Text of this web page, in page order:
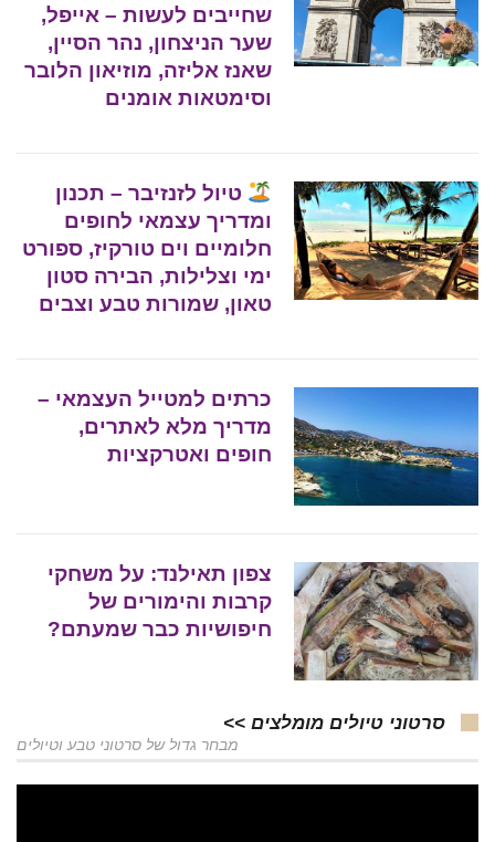
שחייבים לעשות – אייפל,
שער הניצחון, נהר הסיין,
שאנז אליזה, מוזיאון הלובר
וסימטאות אומנים
טיול לזנזיבר – תכנון
ומדריך עצמאי לחופים
חלומיים וים טורקיז, ספורט
ימי וצלילות, הבירה סטון
טאון, שמורות טבע וצבים
כרתים למטייל העצמאי –
מדריך מלא לאתרים,
חופים ואטרקציות
צפון תאילנד: על משחקי
קרבות והימורים של
חיפושיות כבר שמעתם?
סרטוני טיולים מומלצים >>
מבחר גדול של סרטוני טבע וטיולים